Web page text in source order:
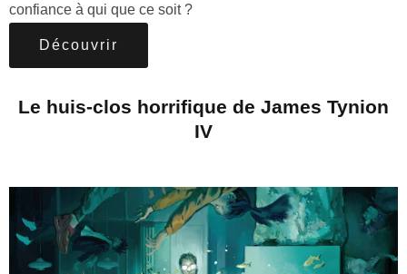
confiance à qui que ce soit ?
Découvrir
Le huis-clos horrifique de James Tynion
IV